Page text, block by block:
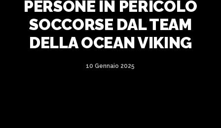
PERSONE IN PERICOLO
SOCCORSE DAL TEAM
DELLA OCEAN VIKING
10 Gennaio 2025